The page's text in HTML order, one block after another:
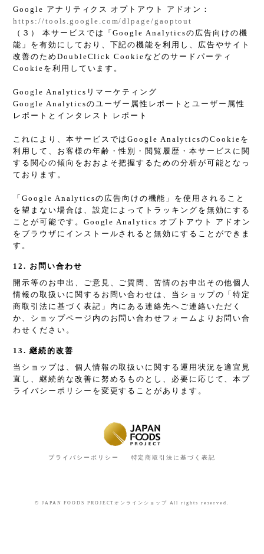
Google アナリティクス オプトアウト アドオン：
https://tools.google.com/dlpage/gaoptout
（３） 本サービスでは「Google Analyticsの広告向けの機
能」を有効にしており、下記の機能を利用し、広告やサイト
改善のためDoubleClick Cookieなどのサードパーティ
Cookieを利用しています。
Google Analyticsリマーケティング
Google Analyticsのユーザー属性レポートとユーザー属性
レポートとインタレスト レポート
これにより、本サービスではGoogle AnalyticsのCookieを
利用して、お客様の年齢・性別・閲覧履歴・本サービスに関
する関心の傾向をおおよそ把握するための分析が可能となっ
ております。
「Google Analyticsの広告向けの機能」を使用されること
を望まない場合は、設定によってトラッキングを無効にする
ことが可能です。Google Analytics オプトアウト アドオン
をブラウザにインストールされると無効にすることができま
す。
12. お問い合わせ
開示等のお申出、ご意見、ご質問、苦情のお申出その他個人
情報の取扱いに関するお問い合わせは、当ショップの「特定
商取引法に基づく表記」内にある連絡先へご連絡いただく
か、ショップページ内のお問い合わせフォームよりお問い合
わせください。
13. 継続的改善
当ショップは、個人情報の取扱いに関する運用状況を適宜見
直し、継続的な改善に努めるものとし、必要に応じて、本プ
ライバシーポリシーを変更することがあります。
プライバシーポリシー 特定商取引法に基づく表記
© JAPAN FOODS PROJECTオンラインショップ All rights reserved.